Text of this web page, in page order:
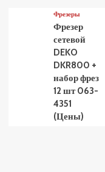
Фрезеры
Фрезер
сетевой
DEKO
DKR800 +
набор фрез
12 шт 063-
4351
(Цены)